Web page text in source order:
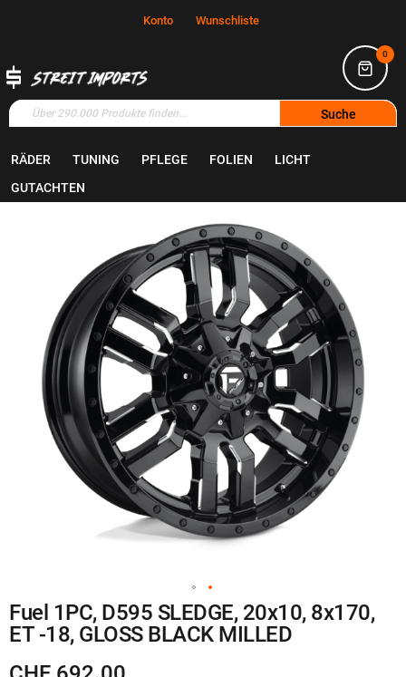
Konto Wunschliste
0
Suche
RÄDER TUNING PFLEGE FOLIEN
LICHT
GUTACHTEN
Zum
Ende
Zum
Anfang
der
Bildgalerie
Fuel 1PC, D595 SLEDGE, 20x10, 8x170,
ET -18, GLOSS BLACK MILLED